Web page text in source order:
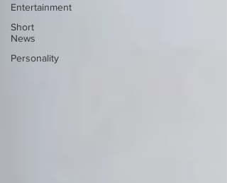
Entertainment
Short
News
Personality